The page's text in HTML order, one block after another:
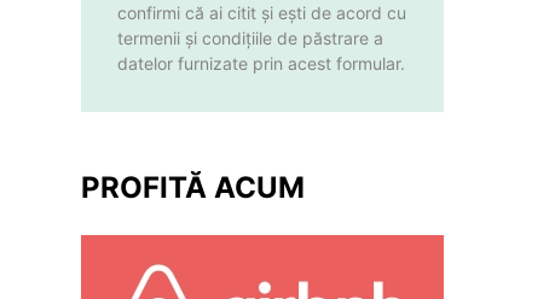
confirmi că ai citit și ești de acord cu
termenii și condițiile de păstrare a
datelor furnizate prin acest formular.
PROFITĂ ACUM